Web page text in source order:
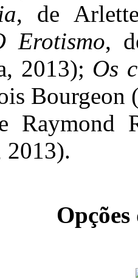
, de
Erotismo,
2013); Os
Raymond
2013).